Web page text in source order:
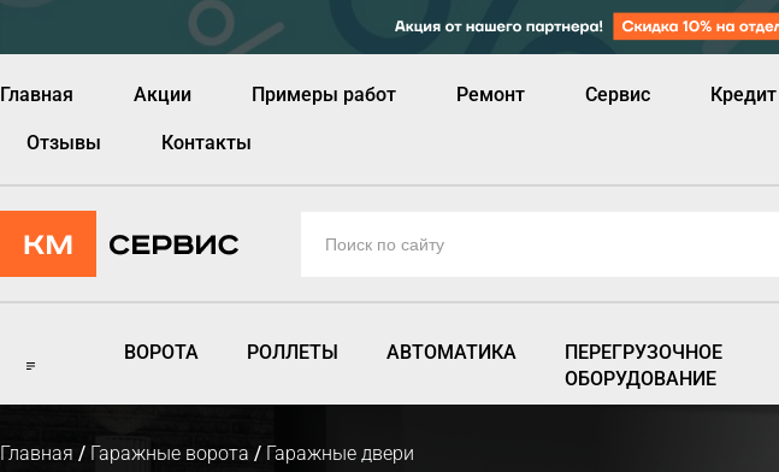
Главная Акции Примеры работ Ремонт Сервис Кредит
Отзывы Контакты
ВОРОТА РОЛЛЕТЫ АВТОМАТИКА
ПЕРЕГРУЗОЧНОЕ
ОБОРУДОВАНИЕ
Главная / Гаражные ворота / Гаражные двери